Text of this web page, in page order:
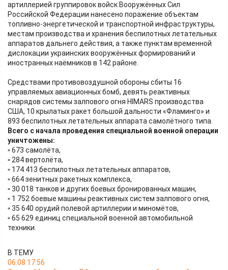
артиллерией группировок войск Вооружённых Сил
Российской Федерации нанесено поражение объектам
топливно-энергетической и транспортной инфраструктуры,
местам производства и хранения беспилотных летательных
аппаратов дальнего действия, а также пунктам временной
дислокации украинских вооружённых формирований и
иностранных наёмников в 142 районе.
Средствами противовоздушной обороны сбиты 16
управляемых авиационных бомб, девять реактивных
снарядов системы залпового огня HIMARS производства
США, 10 крылатых ракет большой дальности «Фламинго» и
893 беспилотных летательных аппарата самолётного типа.
Всего с начала проведения специальной военной операции
уничтожены:
▫️ 673 самолёта,
▫️ 284 вертолёта,
▫️ 174 413 беспилотных летательных аппаратов,
▫️ 664 зенитных ракетных комплекса,
▫️ 30 018 танков и других боевых бронированных машин,
▫️ 1 752 боевые машины реактивных систем залпового огня,
▫️ 35 640 орудий полевой артиллерии и миномётов,
▫️ 65 629 единиц специальной военной автомобильной
техники.
В ТЕМУ
06.08 17:56